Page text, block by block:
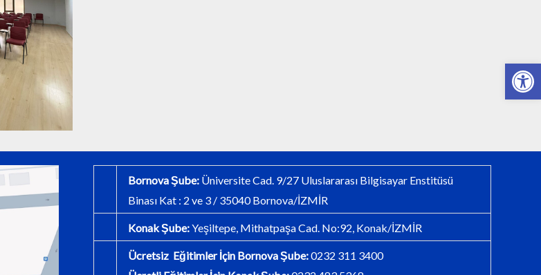
Bornova Şube: Üniversite Cad. 9/27 Uluslararası Bilgisayar Enstitüsü
Binası Kat : 2 ve 3 / 35040 Bornova/İZMİR
Konak Şube:Yeşiltepe, Mithatpaşa Cad. No:92, Konak/İZMİR
Ücretsiz Eğitimler İçin Bornova Şube:0232 311 3400